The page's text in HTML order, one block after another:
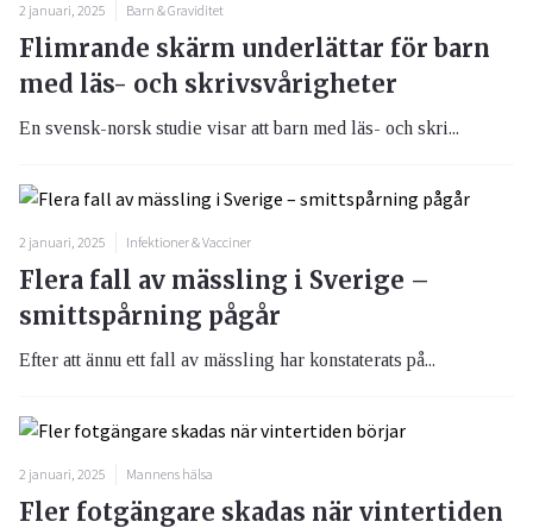
2 januari, 2025 Barn & Graviditet
Flimrande skärm underlättar för barn
med läs- och skrivsvårigheter
En svensk-norsk studie visar att barn med läs- och skri...
2 januari, 2025 Infektioner & Vacciner
Flera fall av mässling i Sverige –
smittspårning pågår
Efter att ännu ett fall av mässling har konstaterats på...
2 januari, 2025 Mannens hälsa
Fler fotgängare skadas när vintertiden